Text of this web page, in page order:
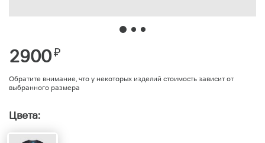
2900₽
Обратите внимание, что у некоторых изделий стоимость зависит от
выбранного размера
Цвета: